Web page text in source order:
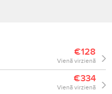
pastā un ar īsziņām.
€128
Vienā virzienā
€334
Vienā virzienā